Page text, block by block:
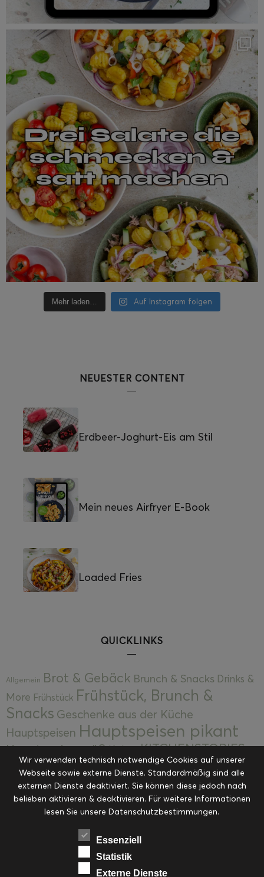
Mehr laden… Auf Instagram folgen
NEUESTER CONTENT
Erdbeer-Joghurt-Eis am Stil
Mein neues Airfryer E-Book
Loaded Fries
QUICKLINKS
Allgemein Brot & Gebäck Brunch & Snacks Drinks &
More Frühstück Frühstück, Brunch &
Snacks Geschenke aus der Küche
Hauptspeisen Hauptspeisen pikant
Hauptspeisen süßKekseKITCHENSTORIES
Kuchen, Torten & Desserts Kuchen und
Desserts Kulinarik Kulinarische Mitbringsel &
Eingemachtes Ohne Kategorie Ostern Resteküche
RezepteSaisonalSliderStartseite
Suppen, Salate & Vorspeisen
Vorspeisen, Salate & Suppen
Weihnachten Workshops & Events
Wir verwenden technisch notwendige Cookies auf unserer
Webseite sowie externe Dienste. Standardmäßig sind alle
externen Dienste deaktiviert. Sie können diese jedoch nach
belieben aktivieren & deaktivieren. Für weitere Informationen
lesen Sie unsere Datenschutzbestimmungen.
Essenziell
Statistik
Externe Dienste